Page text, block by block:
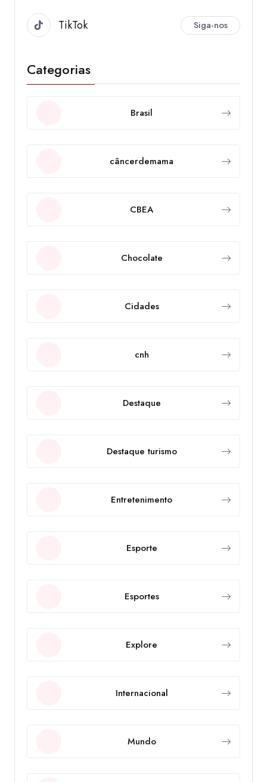
TikTok Siga-nos
Categorias
Brasil
câncerdemama
CBEA
Chocolate
Cidades
cnh
Destaque
Destaque turismo
Entretenimento
Esporte
Esportes
Explore
Internacional
Mundo